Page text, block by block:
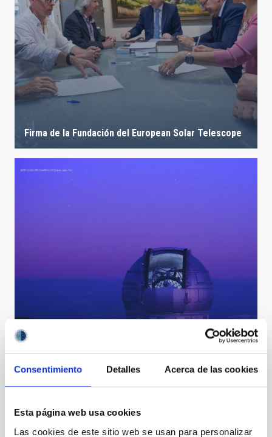
Consentimiento Detalles Acerca de las cookies
Esta página web usa cookies
Las cookies de este sitio web se usan para personalizar
Firma de la Fundación del European Solar Telescope
Calendario astronómico 2020